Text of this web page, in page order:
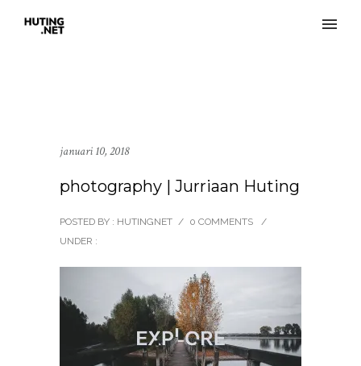
januari 10, 2018
photography | Jurriaan Huting
POSTED BY : HUTINGNET / 0 COMMENTS
/
UNDER :